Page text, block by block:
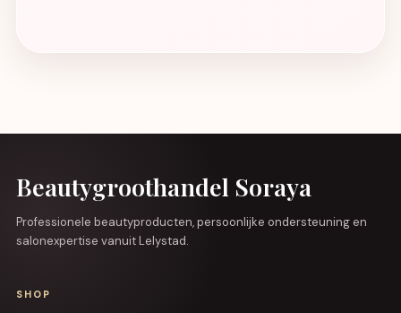
Beautygroothandel Soraya
Professionele beautyproducten, persoonlijke ondersteuning en
salonexpertise vanuit Lelystad.
SHOP